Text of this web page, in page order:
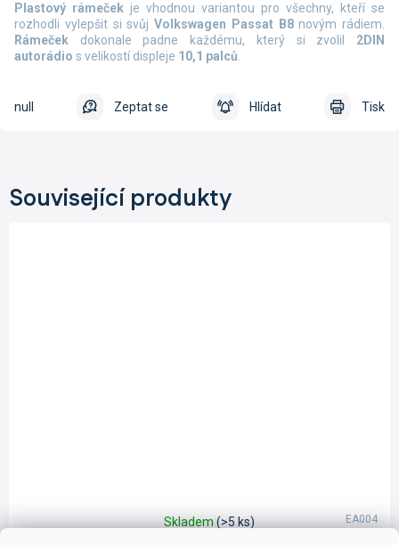
Plastový rámeček je vhodnou variantou pro všechny, kteří se
rozhodli vylepšit si svůj Volkswagen Passat B8novým rádiem.
Rámeček dokonale padne každému, který si zvolil 2DIN
autorádio s velikostí displeje 10,1 palců.
Tisk
Zeptat se Hlídat
null
Související produkty
Průměrné
Skladem(>5 ks) EA004